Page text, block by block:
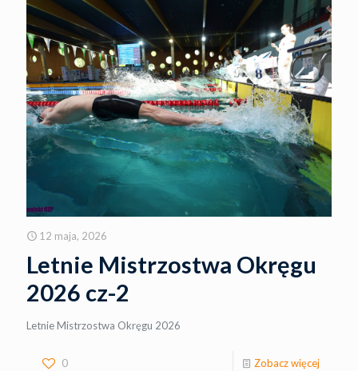
12 maja, 2026
Letnie Mistrzostwa Okręgu
2026 cz-2
Letnie Mistrzostwa Okręgu 2026
0 Zobacz więcej